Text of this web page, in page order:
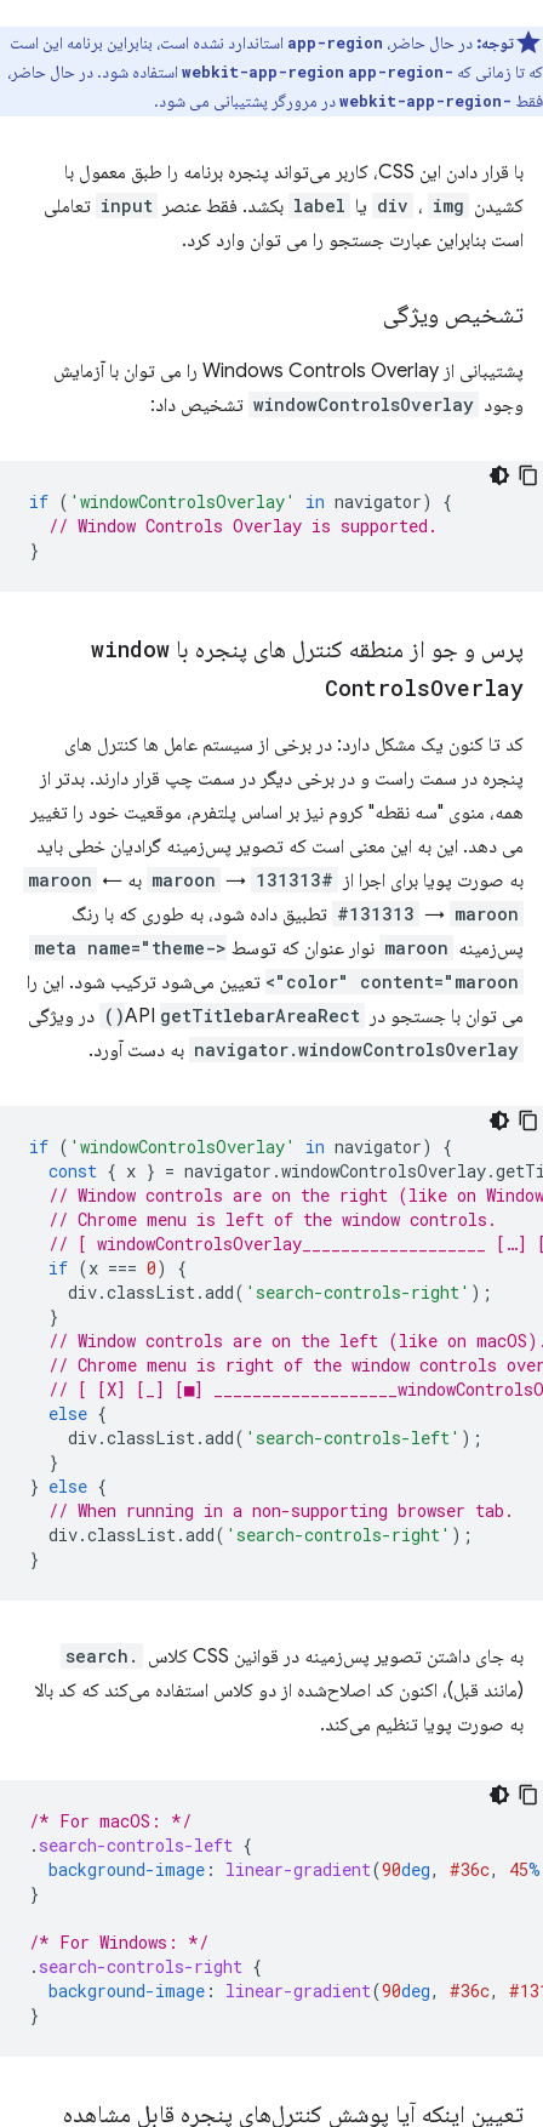
توجه: در حال حاضر، app-region استاندارد نشده است، بنابراین برنامه این است
که تا زمانی که -webkit-app-region
app-region
استفاده شود. در حال حاضر،
فقط -webkit-app-region در مرورگر پشتیبانی می شود.
با قرار دادن این CSS، کاربر می‌تواند پنجره برنامه را طبق معمول با
کشیدن
div ، img یا label بکشد. فقط عنصر input تعاملی
است بنابراین عبارت جستجو را می توان وارد کرد.
تشخیص ویژگی
پشتیبانی از Windows Controls Overlay را می توان با آزمایش
وجود windowControlsOverlay تشخیص داد:
if ( 'windowControlsOverlay' in navigator)
{
// Window Controls Overlay is supported.
}
پرس و جو از منطقه کنترل های پنجره با window
ControlsOverlay
کد تا کنون یک مشکل دارد: در برخی از سیستم عامل ها کنترل های
پنجره در سمت راست و در برخی دیگر در سمت چپ قرار دارند. بدتر از
همه، منوی "سه نقطه" کروم نیز بر اساس پلتفرم، موقعیت خود را تغییر
می دهد. این به این معنی است که تصویر پس‌زمینه گرادیان خطی باید
به صورت پویا برای اجرا از #131313
→
maroon به maroon ←
#131313 → maroon
تطبیق داده شود، به طوری که با رنگ
پس‌زمینه maroon نوار عنوان که توسط
<meta name="theme-
color" content="maroon">
تعیین می‌شود ترکیب شود. این را
می توان با جستجو در API getTitlebarAreaRect() در ویژگی
navigator.windowControlsOverlay به دست آورد.
if ( 'windowControlsOverlay' in navigator)
{
const { x } = navigator .windowControlsOverlay.
// Window controls are on the right (like on
// Chrome menu is left of the window controls.
// [ windowControlsOverlay___________________
if (x === 0)
{
div.classList.add( 'search-controls-right' );
}
// Window controls are on the left (like on
// Chrome menu is right of the window controls
// [ [X] [_] [■]
else {
div.classList.add( 'search-controls-left' );
}
} else {
// When running in a non-supporting browser tab.
div.classList.add( 'search-controls-right' );
}
به جای داشتن تصویر پس‌زمینه در قوانین CSS کلاس .search
(مانند قبل)، اکنون کد اصلاح‌شده از دو کلاس استفاده می‌کند که کد بالا
به صورت پویا تنظیم می‌کند.
/* For macOS: */
. search-controls-left {
background-image : linear-gradient(90deg, #36c, 45%
}
/* For Windows: */
. search-controls-right {
background-image : linear-gradient(90deg, #36c,
}
تعیین اینکه آیا پوشش کنترل‌های پنجره قابل مشاهده